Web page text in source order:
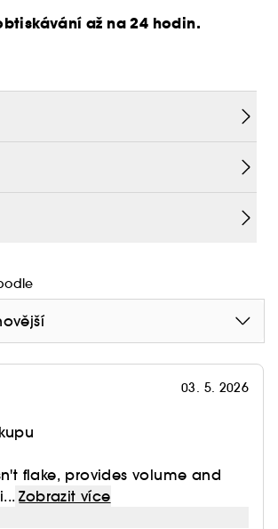
až na 24 hodin.
03. 5. 2026
flake, provides volume and
Zobrazit více